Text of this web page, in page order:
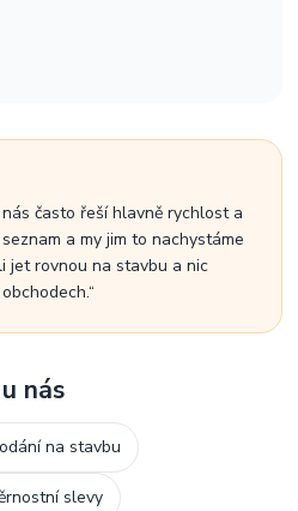
často řeší hlavně rychlost a
a my jim to nachystáme
jet rovnou na stavbu a nic
nás
na stavbu
slevy